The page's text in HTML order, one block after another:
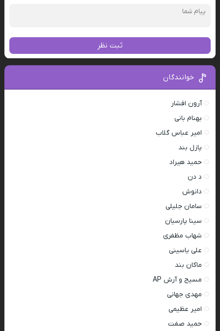
ثبت نظر
خوانندگان
آرون افشار
بهنام بانی
امیر عباس گلاب
پازل بند
حمید هیراد
د دن
دانوش
سامان جلیلی
سینا پارسیان
شهاب مظفری
علی یاسینی
ماکان بند
مسیح و آرش AP
مهدی جهانی
امیر عظیمی
حمید صفت